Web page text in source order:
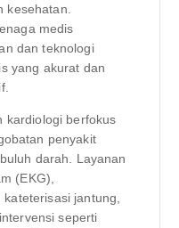
kesehatan.
medis
dan teknologi
yang akurat dan
kardiologi berfokus
penyakit
darah. Layanan
(EKG),
jantung,
seperti